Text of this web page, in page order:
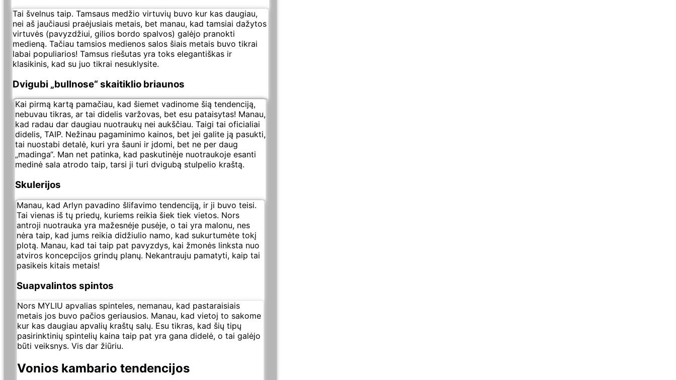
Tai švelnus taip. Tamsaus medžio virtuvių buvo kur kas daugiau,
nei aš jaučiausi praėjusiais metais, bet manau, kad tamsiai dažytos
virtuvės (pavyzdžiui, gilios bordo spalvos) galėjo pranokti
medieną. Tačiau tamsios medienos salos šiais metais buvo tikrai
labai populiarios! Tamsus riešutas yra toks elegantiškas ir
klasikinis, kad su juo tikrai nesuklysite.
Dvigubi „bullnose“ skaitiklio briaunos
Kai pirmą kartą pamačiau, kad šiemet vadinome šią tendenciją,
nebuvau tikras, ar tai didelis varžovas, bet esu pataisytas! Manau,
kad radau dar daugiau nuotraukų nei aukščiau. Taigi tai oficialiai
didelis, TAIP. Nežinau pagaminimo kainos, bet jei galite ją pasukti,
tai nuostabi detalė, kuri yra šauni ir įdomi, bet ne per daug
„madinga“. Man net patinka, kad paskutinėje nuotraukoje esanti
medinė sala atrodo taip, tarsi ji turi dvigubą stulpelio kraštą.
Skulerijos
Manau, kad Arlyn pavadino šlifavimo tendenciją, ir ji buvo teisi.
Tai vienas iš tų priedų, kuriems reikia šiek tiek vietos. Nors
antroji nuotrauka yra mažesnėje pusėje, o tai yra malonu, nes
nėra taip, kad jums reikia didžiulio namo, kad sukurtumėte tokį
plotą. Manau, kad tai taip pat pavyzdys, kai žmonės linksta nuo
atviros koncepcijos grindų planų. Nekantrauju pamatyti, kaip tai
pasikeis kitais metais!
Suapvalintos spintos
Nors MYLIU apvalias spinteles, nemanau, kad pastaraisiais
metais jos buvo pačios geriausios. Manau, kad vietoj to sakome
kur kas daugiau apvalių kraštų salų. Esu tikras, kad šių tipų
pasirinktinių spintelių kaina taip pat yra gana didelė, o tai galėjo
būti veiksnys. Vis dar žiūriu.
Vonios kambario tendencijos